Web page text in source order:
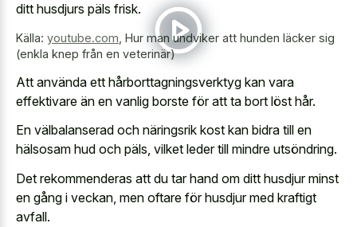
ditt husdjurs päls frisk.
Källa: youtube.com Hur man undviker att hunden läcker sig
(enkla knep från en veterinär)
Att använda ett hårborttagningsverktyg kan vara
effektivare än en vanlig borste för att ta bort löst hår.
En välbalanserad och näringsrik kost kan bidra till en
hälsosam hud och päls, vilket leder till mindre utsöndring.
Det rekommenderas att du tar hand om ditt husdjur minst
en gång i veckan, men oftare för husdjur med kraftigt
avfall.